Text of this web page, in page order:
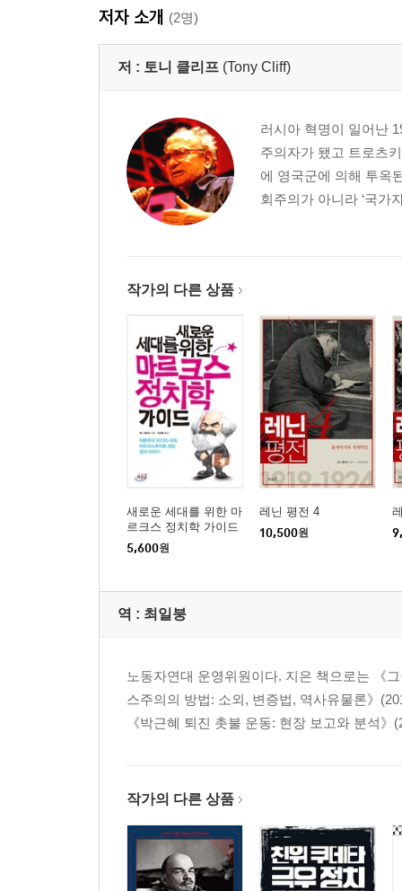
혁명운동의 고양
05 1903년 당대회 ─ 볼셰비즘의 탄생
06 자유주의자들에 대한 투쟁
본색을 드러내는 자유주의/결론
07 1905년 혁명
08 “당 문호를 개방하라”
레닌과 볼셰비키 위원/당의 문호를 개방하기/당원
09 무장봉기에 대한 레닌의 견해
봉기는 기예다/알맞은 시기에 봉기를 할 수 있어
10 임시혁명정부 논쟁
혁명정부의 성격에 대한 볼셰비키와 멘셰비키의
11 반란을 일으킨 무지크
무대에 등장하는 농민/마르크스주의와 농민/가퐁
농민/토지국유화 : 사회주의로 가는 첫걸음?/프롤
대중의 주도력을 강조한 레닌/대중한테서 배우다/
13 암울한 반동의 승리
혁명은 아직도 전진하고 있다/그릇된 전망/반동
가르치는 레닌/두마 선거에 대한 태도
기예에 대한 클라우제비츠의 견해
15 멘셰비키와 반쯤 통합하다
상황과 전망
저자 소개 (2명)
저 : 토니 클리프 (Tony Cliff)
러시아 혁명이 일어난
주의자가 됐고 트로츠
에 영국군에 의해 투옥
회주의가 아니라 ‘국가
작가의 다른 상품
새로운 세대를 위한 마
르크스 정치학 가이드
5,600원
레닌 평전 4
10,500원
역 : 최일붕
노동자연대 운영위원이다. 지은 책으로는 《
스주의의 방법: 소외, 변증법, 역사유물론》
《박근혜 퇴진 촛불 운동: 현장 보고와 분석》
작가의 다른 상품